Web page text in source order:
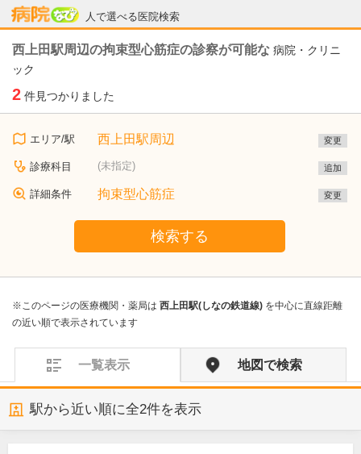
人で選べる医院検索
病院なび
西上田駅周辺の拘束型心筋症の診察が可能な 病院・クリニ
ック
2 件見つかりました
エリア/駅 西上田駅周辺 変更
診療科目 (未指定) 追加
詳細条件 拘束型心筋症 変更
検索する
※このページの医療機関・薬局は 西上田駅(しなの鉄道線) を中心に直線距離
の近い順で表示されています
一覧表示 地図で検索
駅から近い順に全2件を表示